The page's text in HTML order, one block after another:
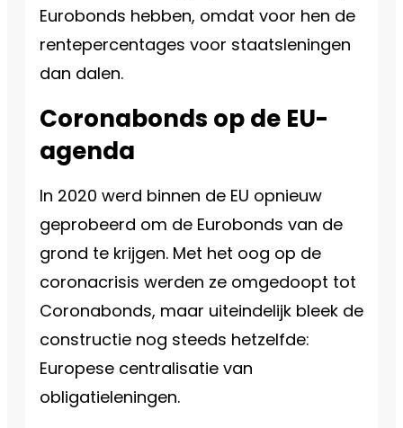
Eurobonds hebben, omdat voor hen de
rentepercentages voor staatsleningen
dan dalen.
Coronabonds op de EU-
agenda
In 2020 werd binnen de EU opnieuw
geprobeerd om de Eurobonds van de
grond te krijgen. Met het oog op de
coronacrisis werden ze omgedoopt tot
Coronabonds, maar uiteindelijk bleek de
constructie nog steeds hetzelfde:
Europese centralisatie van
obligatieleningen.